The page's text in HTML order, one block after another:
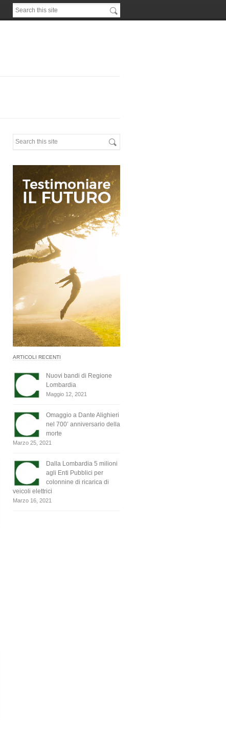
ARTICOLI RECENTI
Nuovi bandi di Regione
Lombardia
Maggio 12, 2021
Omaggio a Dante Alighieri
nel 700’ anniversario della
morte
Marzo 25, 2021
Dalla Lombardia 5 milioni
agli Enti Pubblici per
colonnine di ricarica di
veicoli elettrici
Marzo 16, 2021